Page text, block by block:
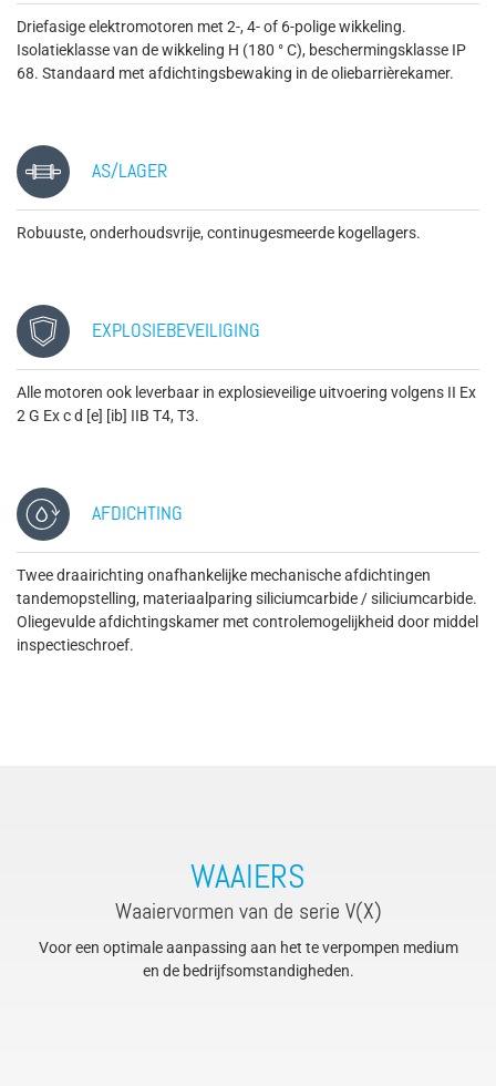
Driefasige elektromotoren met 2-, 4- of 6-polige wikkeling.
Isolatieklasse van de wikkeling H (180 ° C), beschermingsklasse IP
68. Standaard met afdichtingsbewaking in de oliebarrièrekamer.
AS/LAGER
Robuuste, onderhoudsvrije, continugesmeerde kogellagers.
EXPLOSIEBEVEILIGING
Alle motoren ook leverbaar in explosieveilige uitvoering volgens II Ex
2 G Ex c d [e] [ib] IIB T4, T3.
AFDICHTING
Twee draairichting onafhankelijke mechanische afdichtingen
tandemopstelling, materiaalparing siliciumcarbide / siliciumcarbide.
Oliegevulde afdichtingskamer met controlemogelijkheid door middel
inspectieschroef.
WAAIERS
Waaiervormen van de serie V(X)
Voor een optimale aanpassing aan het te verpompen medium
en de bedrijfsomstandigheden.